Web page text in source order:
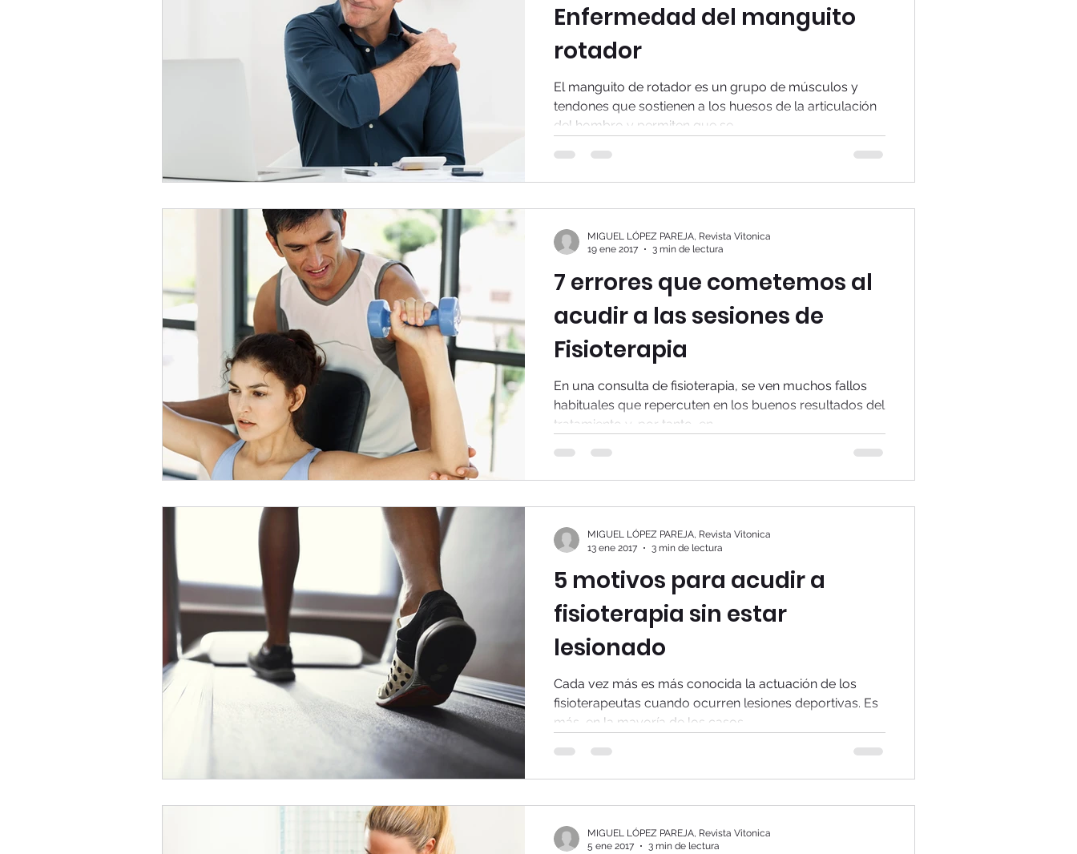
Enfermedad del manguito
rotador
El manguito de rotador es un grupo de músculos y
tendones que sostienen a los huesos de la articulación
del hombro y permiten que se...
7 errores que cometemos al
acudir a las sesiones de
Fisioterapia
En una consulta de fisioterapia, se ven muchos fallos
habituales que repercuten en los buenos resultados del
tratamiento y, por tanto, en...
MIGUEL LÓPEZ PAREJA, Revista Vitonica
19 ene 2017
3 min de lectura
5 motivos para acudir a
fisioterapia sin estar
lesionado
Cada vez más es más conocida la actuación de los
fisioterapeutas cuando ocurren lesiones deportivas. Es
más, en la mayoría de los casos,...
MIGUEL LÓPEZ PAREJA, Revista Vitonica
13 ene 2017
3 min de lectura
MIGUEL LÓPEZ PAREJA, Revista Vitonica
5 ene 2017
3 min de lectura